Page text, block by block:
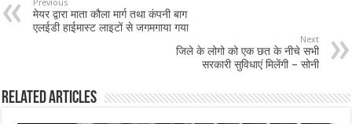
o p
Previous
मेयर द्वारा माता कौला मार्ग तथा कंपनी बाग
एलईडी हाईमास्ट लाइटों से जगमगाया गया
Next
जिले के लोगो को एक छत के नीचे सभी
सरकारी सुविधाएं मिलेंगी – सोनी
Related Articles